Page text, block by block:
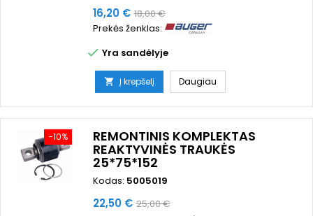
Kaina
16,20 € Bazinė
kaina
18,00 €
Prekės ženklas:
 Yra sandėlyje
 Į krepšelį Daugiau
−10% REMONTINIS KOMPLEKTAS
REAKTYVINĖS TRAUKĖS
25*75*152
Kodas: 5005019
Kaina
22,50 € Bazinė
25,00 €